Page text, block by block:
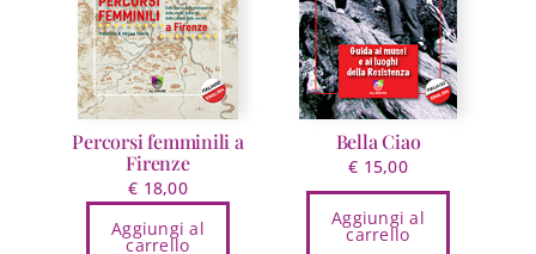
Percorsi femminili a
Firenze
€ 18,00
Aggiungi al
carrello
Bella Ciao
€ 15,00
Aggiungi al
carrello